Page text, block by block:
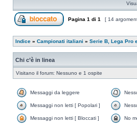
Pagina 1 di 1 [ 14
Indice » Campionati italiani » Serie B, Lega Pro
Chi c’è in linea
Visitano il forum: Nessuno e 1 ospite
Messaggi da leggere
Messaggi non letti [ Popolari ]
Messaggi non letti [ Bloccati ] No